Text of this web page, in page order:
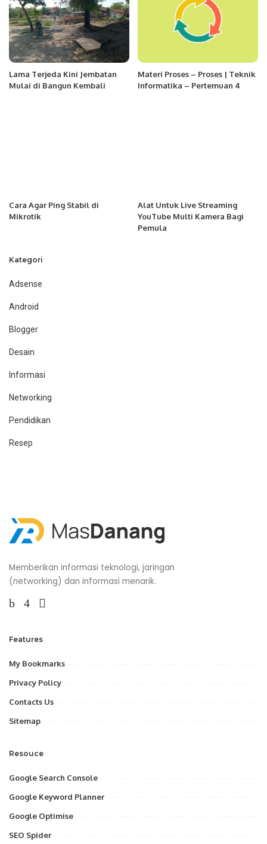
Lama Terjeda Kini Jembatan
Mulai di Bangun Kembali
Materi Proses – Proses | Teknik
Informatika – Pertemuan 4
Cara Agar Ping Stabil di
Mikrotik
Alat Untuk Live Streaming
YouTube Multi Kamera Bagi
Pemula
Kategori
Adsense
Android
Blogger
Desain
Informasi
Networking
Pendidikan
Resep
Memberikan informasi teknologi, jaringan
(networking) dan informasi menarik.
Features
My Bookmarks
Privacy Policy
Contacts Us
Sitemap
Resouce
Google Search Console
Google Keyword Planner
Google Optimise
SEO Spider